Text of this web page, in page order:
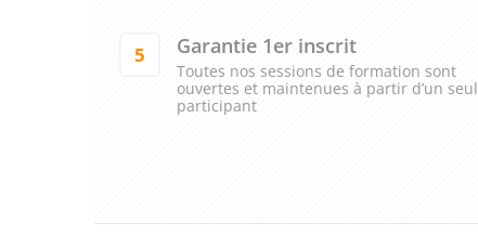
5 Garantie 1er inscrit
Toutes nos sessions de formation sont
ouvertes et maintenues à partir d’un seul
participant